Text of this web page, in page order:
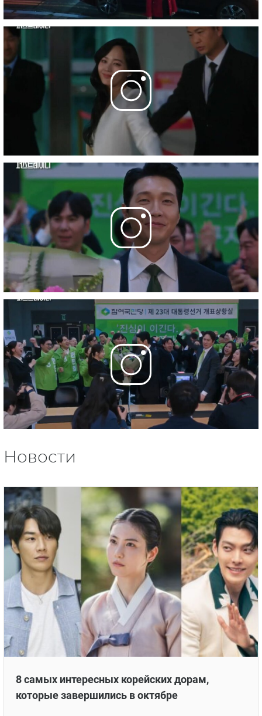
Новости
8 самых интересных корейских дорам,
которые завершились в октябре